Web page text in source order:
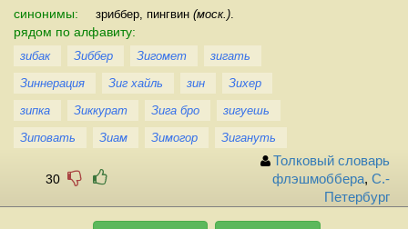
синонимы: зриббер, пингвин (моск.)
рядом по алфавиту:
зибак Зиббер Зигомет
зигать
Зиннерация
Зиг хайль зин
Зихер
зипка
Зиккурат Зига бро
зигуешь
Зиповать
Зиам Зимогор Зигануть
30
Толковый словарь
флэшмоббера, С.-
Петербург